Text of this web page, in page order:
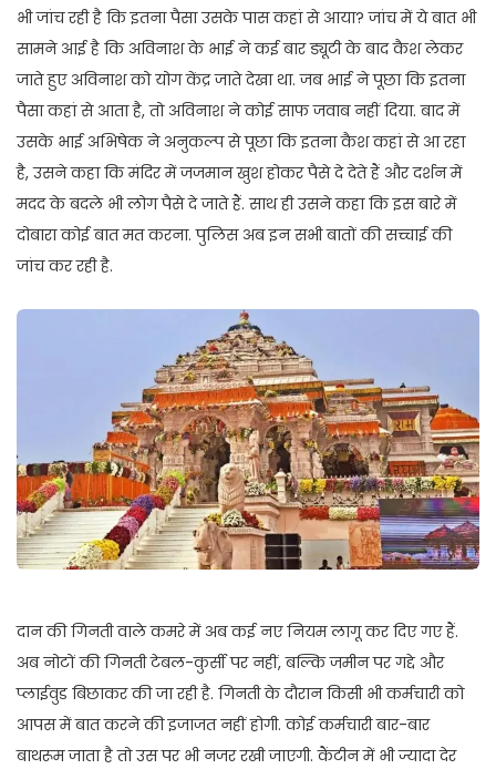
भी जांच रही है कि इतना पैसा उसके पास कहां से आया? जांच में ये बात भी
सामने आई है कि अविनाश के भाई ने कई बार ड्यूटी के बाद कैश लेकर
जाते हुए अविनाश को योग केंद्र जाते देखा था. जब भाई ने पूछा कि इतना
पैसा कहां से आता है, तो अविनाश ने कोई साफ जवाब नहीं दिया. बाद में
उसके भाई अभिषेक ने अनुकल्प से पूछा कि इतना कैश कहां से आ रहा
है, उसने कहा कि मंदिर में जजमान खुश होकर पैसे दे देते हैं और दर्शन में
मदद के बदले भी लोग पैसे दे जाते हैं. साथ ही उसने कहा कि इस बारे में
दोबारा कोई बात मत करना. पुलिस अब इन सभी बातों की सच्चाई की
जांच कर रही है.
दान की गिनती वाले कमरे में अब कई नए नियम लागू कर दिए गए हैं.
अब नोटों की गिनती टेबल-कुर्सी पर नहीं, बल्कि जमीन पर गद्दे और
प्लाईवुड बिछाकर की जा रही है. गिनती के दौरान किसी भी कर्मचारी को
आपस में बात करने की इजाजत नहीं होगी. कोई कर्मचारी बार-बार
बाथरूम जाता है तो उस पर भी नजर रखी जाएगी. कैंटीन में भी ज्यादा देर